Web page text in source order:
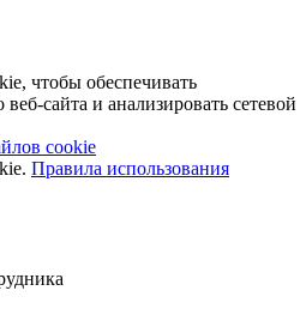
чтобы обеспечивать
сайта и анализировать сетевой
cookie
Правила использования